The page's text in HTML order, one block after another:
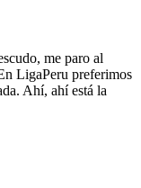
me paro al
LigaPeru preferimos
Ahí, ahí está la